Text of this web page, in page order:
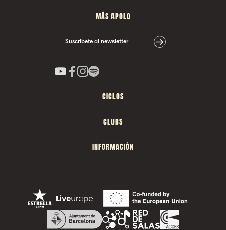
MÁS APOLO
Suscríbete al newsletter
CICLOS
CLUBS
INFORMACIÓN